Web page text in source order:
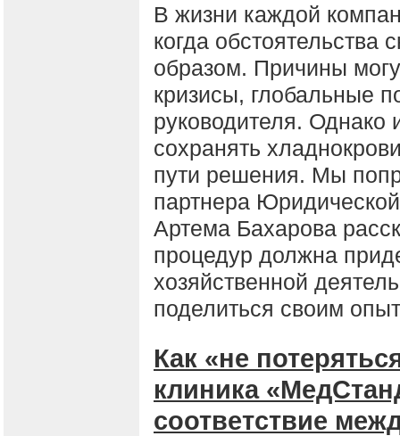
В жизни каждой
когда обстоятельства
образом. Причины
кризисы, глобальные
руководителя.
сохранять
пути решения. Мы
партнера
Артема Бахарова
процедур должна
хозяйственной
поделиться своим
Как «не
клиника
соответствие